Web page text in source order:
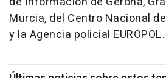
Murcia, del Centro Nacional
y la Agencia policial EUROPOL.